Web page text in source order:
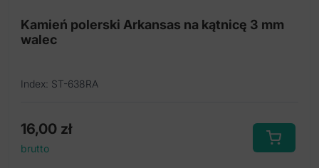
Kamień polerski Arkansas na kątnicę 3 mm
walec
Index: ST-638RA
16,00 zł
brutto